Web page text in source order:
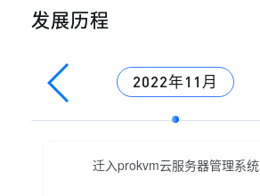
发展历程
2022年11月
迁入prokvm云服务器管理系统